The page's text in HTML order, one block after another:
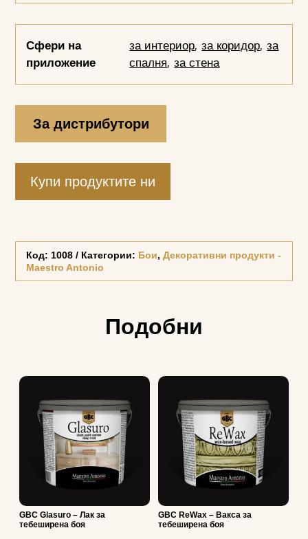
Сфери на
приложение
за интериор,за коридор,за
спалня,за стена
За дистрибутори
Купи продуктите ни
Код: 1008 Категории: Бои,Декоративни продукти -
Maestro Antonio
Подобни
GBC Glasuro – Лак за
тебеширена боя
GBC ReWax – Вакса за
тебеширена боя